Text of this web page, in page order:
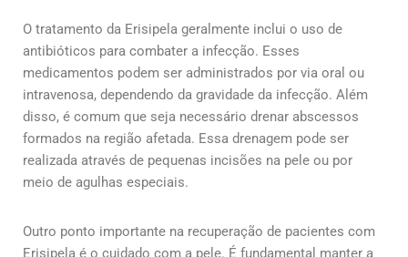
O tratamento da Erisipela geralmente inclui o uso de
antibióticos para combater a infecção. Esses
medicamentos podem ser administrados por via oral ou
intravenosa, dependendo da gravidade da infecção. Além
disso, é comum que seja necessário drenar abscessos
formados na região afetada. Essa drenagem pode ser
realizada através de pequenas incisões na pele ou por
meio de agulhas especiais.
Outro ponto importante na recuperação de pacientes com
Erisipela é o cuidado com a pele. É fundamental manter a